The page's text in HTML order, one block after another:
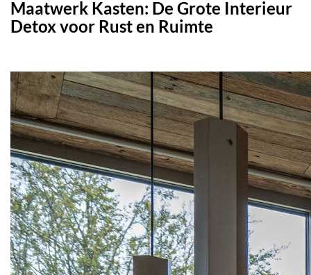
Maatwerk Kasten: De Grote Interieur
Detox voor Rust en Ruimte